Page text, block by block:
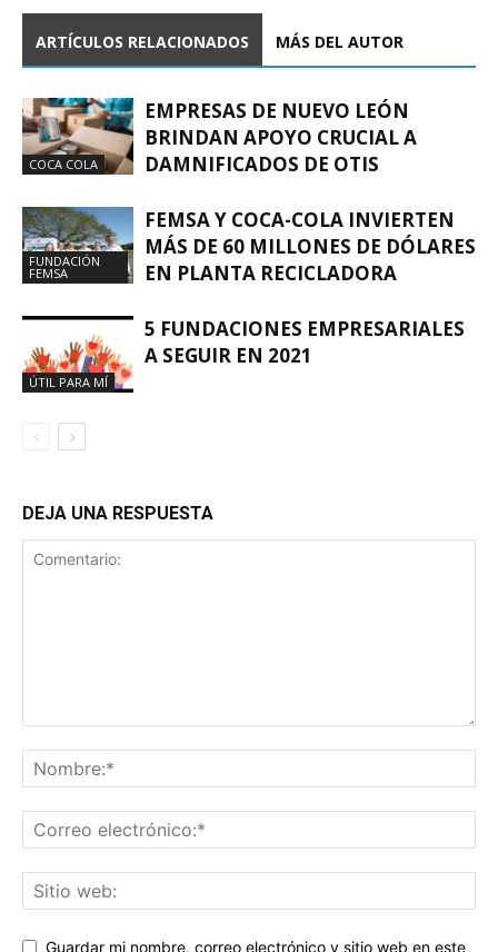
ARTÍCULOS RELACIONADOS MÁS DEL AUTOR
COCA COLA
EMPRESAS DE NUEVO LEÓN
BRINDAN APOYO CRUCIAL A
DAMNIFICADOS DE OTIS
FUNDACIÓN
FEMSA
FEMSA Y COCA-COLA INVIERTEN
MÁS DE 60 MILLONES DE DÓLARES
EN PLANTA RECICLADORA
ÚTIL PARA MÍ
5 FUNDACIONES EMPRESARIALES
A SEGUIR EN 2021
DEJA UNA RESPUESTA
Guardar mi nombre, correo electrónico y sitio web en este